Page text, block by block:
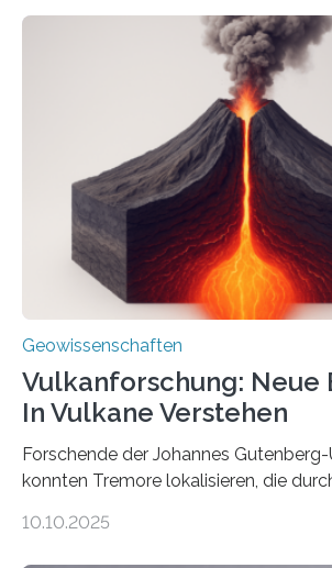
Domänen auf einem dieser
einer raffinierten Methode an der
Röntgenquelle zu kartieren. Ihre
diese Partikel es den Organismen
könnten, winzige Schwankungen
Richtung als auch in der Intensität
wahrzunehmen. Dadurch konnten sie
über den Ozean navigieren. Vor einigen
Geowissenschaften
Vulkanforschung: Neue
In Vulkane Verstehen
Forschende der Johannes
konnten Tremore lokalisieren, die
Vulkan? Was passiert in der Erde
10.10.2025